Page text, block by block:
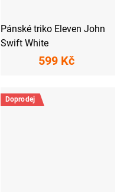
Pánské triko Eleven John
Swift White
599 Kč
Doprodej